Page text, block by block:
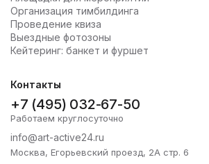
Организация тимбилдинга
Проведение квиза
Выездные фотозоны
Кейтеринг: банкет и фуршет
Контакты
+7 (495) 032-67-50
Работаем круглосуточно
info@art-active24.ru
Москва, Егорьевский проезд, 2А стр. 6